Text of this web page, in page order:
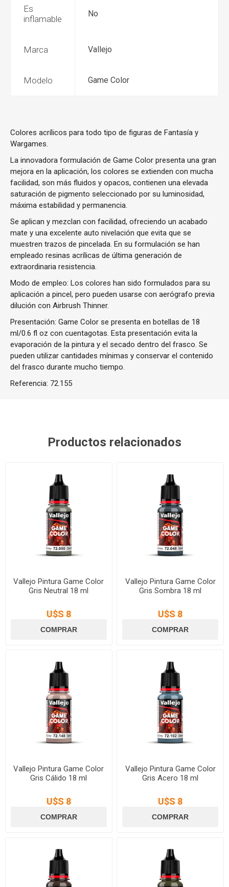
Es
inflamable
No
Marca Vallejo
Modelo Game Color
Colores acrílicos para todo tipo de figuras de Fantasía y
Wargames.
La innovadora formulación de Game Color presenta una gran
mejora en la aplicación, los colores se extienden con mucha
facilidad, son más fluidos y opacos, contienen una elevada
saturación de pigmento seleccionado por su luminosidad,
máxima estabilidad y permanencia.
Se aplican y mezclan con facilidad, ofreciendo un acabado
mate y una excelente auto nivelación que evita que se
muestren trazos de pincelada. En su formulación se han
empleado resinas acrílicas de última generación de
extraordinaria resistencia.
Modo de empleo: Los colores han sido formulados para su
aplicación a pincel, pero pueden usarse con aerógrafo previa
dilución con Airbrush Thinner.
Presentación: Game Color se presenta en botellas de 18
ml/0.6 fl oz con cuentagotas. Esta presentación evita la
evaporación de la pintura y el secado dentro del frasco. Se
pueden utilizar cantidades mínimas y conservar el contenido
del frasco durante mucho tiempo.
Referencia: 72.155
Productos relacionados
Vallejo Pintura Game Color
Gris Neutral 18 ml
U$S 8
Vallejo Pintura Game Color
Gris Sombra 18 ml
U$S 8
Vallejo Pintura Game Color
Gris Cálido 18 ml
U$S 8
Vallejo Pintura Game Color
Gris Acero 18 ml
U$S 8